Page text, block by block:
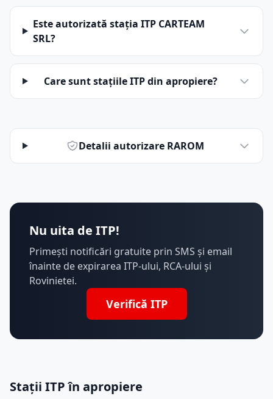
Este autorizată stația ITP CARTEAM
SRL?
Care sunt stațiile ITP din apropiere?
Detalii autorizare RAROM
Nu uita de ITP!
Primești notificări gratuite prin SMS și email
înainte de expirarea ITP-ului, RCA-ului și
Rovinietei.
Verifică ITP
Stații ITP în apropiere